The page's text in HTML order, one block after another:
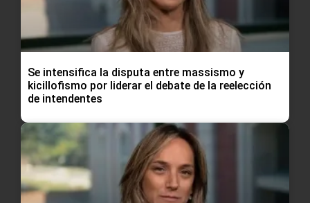
Se intensifica la disputa entre massismo y
kicillofismo por liderar el debate de la reelección
de intendentes